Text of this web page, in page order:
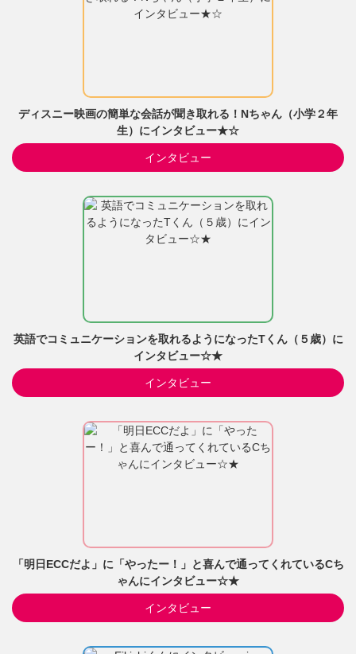
ディスニー映画の簡単な会話が聞き取れる！Nちゃん（小学２年
生）にインタビュー★☆
インタビュー
英語でコミュニケーションを取れるようになったTくん（５歳）に
インタビュー☆★
インタビュー
「明日ECCだよ」に「やったー！」と喜んで通ってくれているCち
ゃんにインタビュー☆★
インタビュー